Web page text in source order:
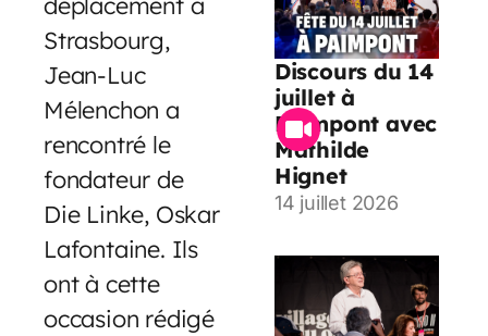
Strasbourg,
Jean-Luc
Mélenchon a
rencontré le
fondateur de
Die Linke, Oskar
Lafontaine. Ils
ont à cette
occasion rédigé
Discours du 14
juillet à
Paimpont avec
Mathilde
Hignet
14 juillet 2026